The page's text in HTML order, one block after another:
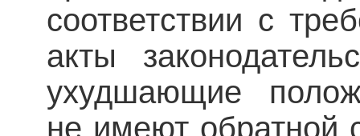
соответствии с
акты
ухудшающие
не имеют обратной